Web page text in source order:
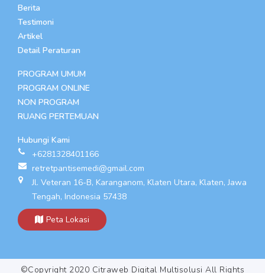
Berita
Testimoni
Artikel
Detail Peraturan
PROGRAM UMUM
PROGRAM ONLINE
NON PROGRAM
RUANG PERTEMUAN
Hubungi Kami
+6281328401166
retretpantisemedi@gmail.com
Jl. Veteran 16-B, Karanganom, Klaten Utara, Klaten, Jawa
Tengah, Indonesia 57438
Peta Lokasi
©Copyright 2020 Citraweb Digital Multisolusi All Rights